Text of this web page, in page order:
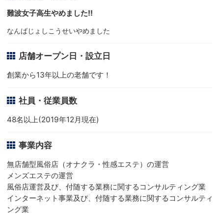
難波女子高生やめました!!
なんばじょしこうせいやめました
店舗オープン日・設立日
創業から13年以上の老舗です！
社員・従業員数
48名以上(2019年12月現在)
事業内容
無店舗型風俗店（オナクラ・性感エステ）の運営
メンズエステの運営
風俗店運営及び、付随する業務に関するコンサルティング業
インターネット事業及び、付随する業務に関するコンサルティ
ング業